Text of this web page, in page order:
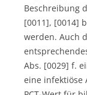
Beschreibung
[0011], [0014]
werden. Auch
Abs. [0029] f.
eine infektiöse